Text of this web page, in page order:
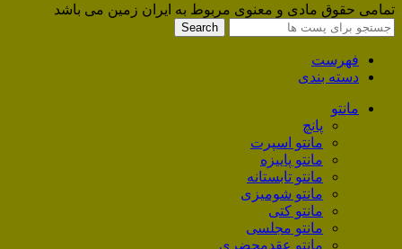
تمامی حقوق مادی و معنوی مربوط به ایران زمین می باشد
Search
فهرست
دسته بندی
مانتو
پانچ
مانتو اسپرت
مانتو پاییزه
مانتو تابستانه
مانتو شومیزی
مانتو کتی
مانتو مجلسی
مانتو عقد‌محضری